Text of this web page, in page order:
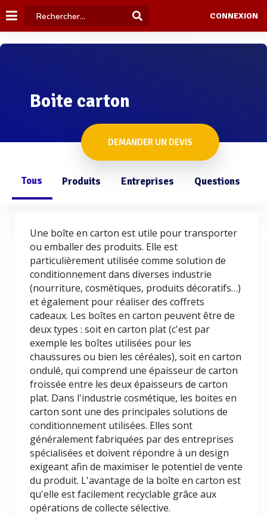
CONNEXION
Boite carton
DEMANDER UN DEVIS
Tous Produits Entreprises Questions
Une boîte en carton est utile pour transporter
ou emballer des produits. Elle est
particulièrement utilisée comme solution de
conditionnement dans diverses industrie
(nourriture, cosmétiques, produits décoratifs…)
et également pour réaliser des coffrets
cadeaux. Les boîtes en carton peuvent être de
deux types : soit en carton plat (c'est par
exemple les boîtes utilisées pour les
chaussures ou bien les céréales), soit en carton
ondulé, qui comprend une épaisseur de carton
froissée entre les deux épaisseurs de carton
plat. Dans l'industrie cosmétique, les boites en
carton sont une des principales solutions de
conditionnement utilisées. Elles sont
généralement fabriquées par des entreprises
spécialisées et doivent répondre à un design
exigeant afin de maximiser le potentiel de vente
du produit. L'avantage de la boîte en carton est
qu'elle est facilement recyclable grâce aux
opérations de collecte sélective.